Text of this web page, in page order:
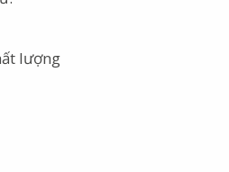
lượng